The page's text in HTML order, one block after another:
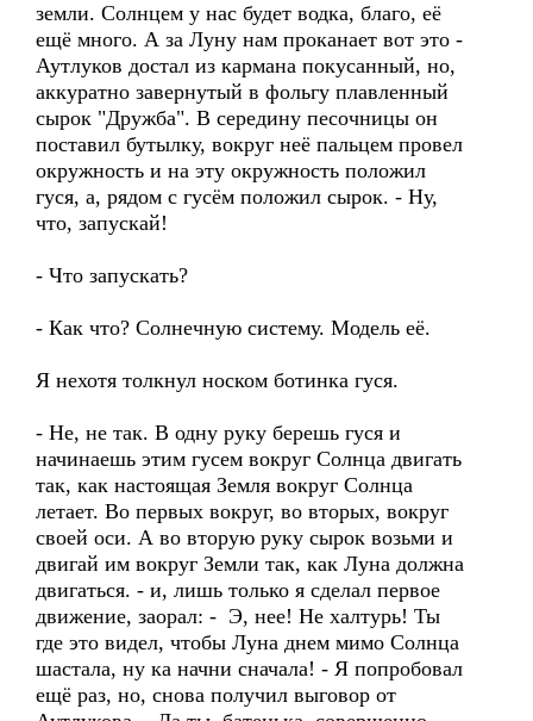
земли. Солнцем у нас будет водка, благо, её
ещё много. А за Луну нам проканает вот это -
Аутлуков достал из кармана покусанный, но,
аккуратно завернутый в фольгу плавленный
сырок "Дружба". В середину песочницы он
поставил бутылку, вокруг неё пальцем провел
окружность и на эту окружность положил
гуся, а, рядом с гусём положил сырок. - Ну,
что, запускай!
- Что запускать?
- Как что? Солнечную систему. Модель её.
Я нехотя толкнул носком ботинка гуся.
- Не, не так. В одну руку берешь гуся и
начинаешь этим гусем вокруг Солнца двигать
так, как настоящая Земля вокруг Солнца
летает. Во первых вокруг, во вторых, вокруг
своей оси. А во вторую руку сырок возьми и
двигай им вокруг Земли так, как Луна должна
двигаться. - и, лишь только я сделал первое
движение, заорал: - Э, нее! Не халтурь! Ты
где это видел, чтобы Луна днем мимо Солнца
шастала, ну ка начни сначала! - Я попробовал
ещё раз, но, снова получил выговор от